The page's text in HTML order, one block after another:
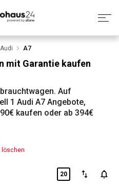
& Antworten
Audi A7
mit Garantie kaufen
Auf
1 Audi A7 Angebote,
kaufen oder ab 394€
löschen
20